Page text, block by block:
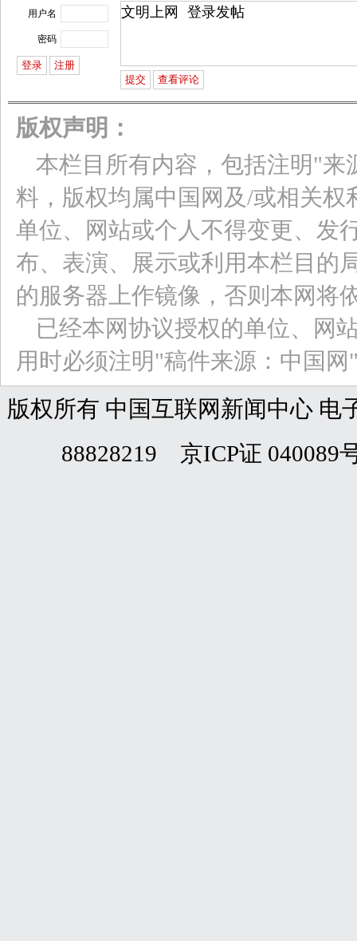
用户名
密码
版权声明：
本栏目所有内容，包括注明"
料，版权均属中国网及/或相关
单位、网站或个人不得变更、发
布、表演、展示或利用本栏目的
的服务器上作镜像，否则本网将
已经本网协议授权的单位、网
用时必须注明"稿件来源：中国
版权所有 中国互联网新闻中心 电
88828219 京ICP证 040089